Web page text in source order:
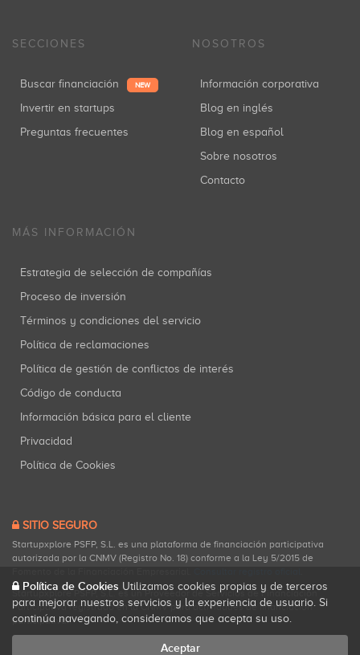
SECCIONES
Buscar financiación NEW
Invertir en startups
Preguntas frecuentes
NOSOTROS
Información corporativa
Blog en inglés
Blog en español
Sobre nosotros
Contacto
MÁS INFORMACIÓN
Estrategia de selección de compañías
Proceso de inversión
Términos y condiciones del servicio
Política de reclamaciones
Política de gestión de conflictos de interés
Código de conducta
Información básica para el cliente
Privacidad
Política de Cookies
SITIO SEGURO
Startupxplore PSFP, S.L. es una plataforma de financiación participativa
autorizada por la CNMV (Registro No. 18) conforme a la Ley 5/2015 de
Startupxplore PSFP, S.L. es un Proveedor de Servicios de Financiación
Participativa registrado en la CNMV para actividades de financiación
participativa.
Política de Cookies Utilizamos cookies propias y de terceros
para mejorar nuestros servicios y la experiencia de usuario. Si
continúa navegando, consideramos que acepta su uso.
Aceptar